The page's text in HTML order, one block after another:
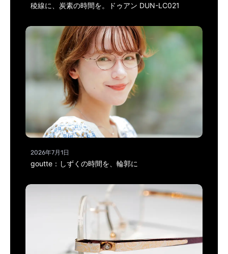
稜線に、炭素の時間を。ドゥアン DUN-LC021
2026年7月1日
goutte：しずくの時間を、輪郭に